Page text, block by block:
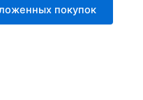
покупок